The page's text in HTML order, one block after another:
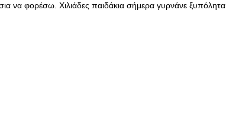
να φορέσω. Χιλιάδες παιδάκια σήμερα γυρνάνε ξυπόλητα.